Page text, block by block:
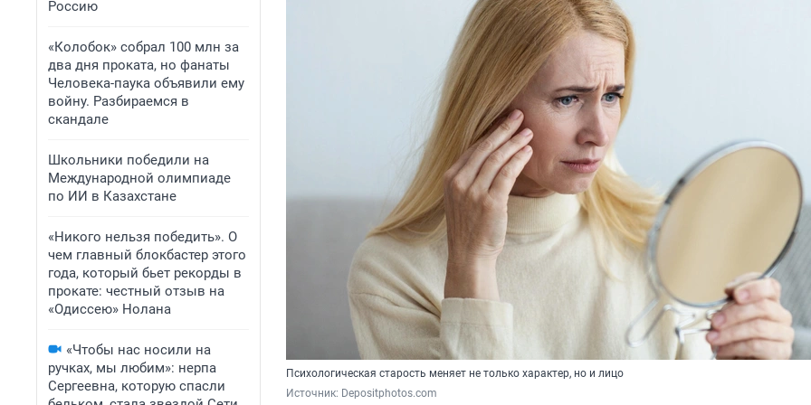
Россию
«Колобок» собрал 100 млн за
два дня проката, но фанаты
Человека-паука объявили ему
войну. Разбираемся в
скандале
Школьники победили на
Международной олимпиаде
по ИИ в Казахстане
«Никого нельзя победить». О
чем главный блокбастер этого
года, который бьет рекорды в
прокате: честный отзыв на
«Одиссею» Нолана
«Чтобы нас носили на
ручках, мы любим»: нерпа
Сергеевна, которую спасли
Психологическая старость меняет не только характер, но и лицо
Источник: Depositphotos.com